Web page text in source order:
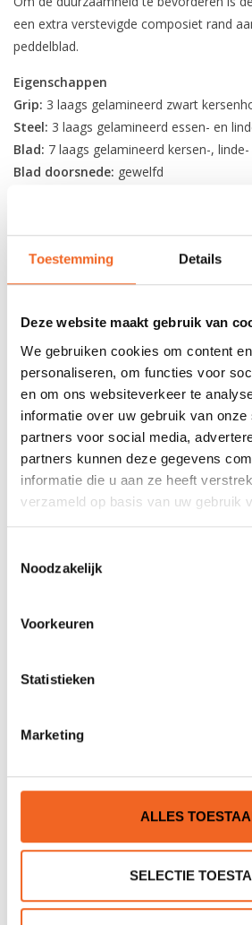
Toestemming Details
Deze website maakt gebruik van
We gebruiken cookies om content
personaliseren, om functies voor
en om ons websiteverkeer te
informatie over uw gebruik van onze
partners voor social media,
partners kunnen deze gegevens
informatie die u aan ze heeft
verzameld op basis van uw gebruik
Noodzakelijk
Voorkeuren
Statistieken
Marketing
ALLES
SELECTIE
een extra verstevigde composiet rand
peddelblad.
Eigenschappen
Grip: 3 laags gelamineerd zwart
Steel: 3 laags gelamineerd essen- en
Blad: 7 laags gelamineerd kersen-,
Blad doorsnede: gewelfd
hoogglanzend polyurethaan met
Totale lengte:
132 cm (52”)
Steel lengte:
76.2 cm
Blad lengte:
55.9 cm
774 cm2
Gewicht:
567 gram
REVIEWS
Nog niet gewaardeerd
0 sterren op basis van 0
GERELATEERDE
GREY OWL PATHFINDER
€99,00